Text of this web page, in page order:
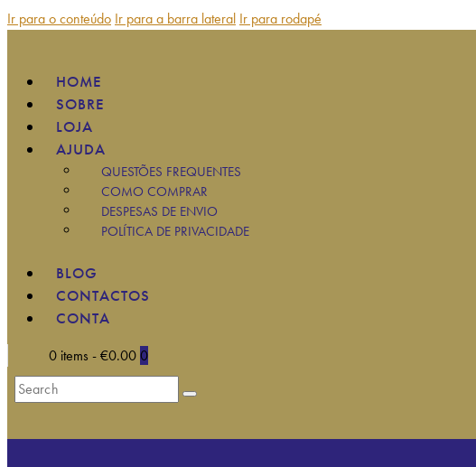
Ir para o conteúdo Ir para a barra lateral Ir para rodapé
HOME
SOBRE
LOJA
AJUDA
QUESTÕES FREQUENTES
COMO COMPRAR
DESPESAS DE ENVIO
POLÍTICA DE PRIVACIDADE
BLOG
CONTACTOS
CONTA
0 items -€0.000
Search